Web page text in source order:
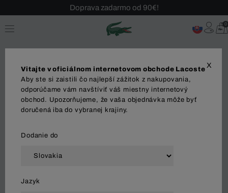
Sezónny výpredaj až -40 %!
Bezplatné vrátenie!
0
MUŽI ŽENY DETI
X
Vitajte v oficiálnom internetovom obchode Lacoste
Aby ste si zaistili čo najlepší zážitok z nakupovania,
odporúčame vám navštíviť váš miestny internetový
obchod. Upozorňujeme, že vaša objednávka môže byť
doručená iba do vybranej krajiny.
Dodanie do
Jazyk